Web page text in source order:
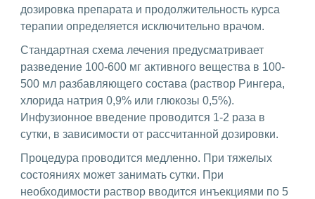
дозировка препарата и продолжительность курса
терапии определяется исключительно врачом.
Стандартная схема лечения предусматривает
разведение 100-600 мг активного вещества в 100-
500 мл разбавляющего состава (раствор Рингера,
хлорида натрия 0,9% или глюкозы 0,5%).
Инфузионное введение проводится 1-2 раза в
сутки, в зависимости от рассчитанной дозировки.
Процедура проводится медленно. При тяжелых
состояниях может занимать сутки. При
необходимости раствор вводится инъекциями по 5